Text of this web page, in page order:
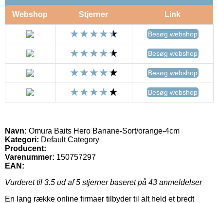
Webshop Stjerner Link
Besøg webshop
Besøg webshop
Besøg webshop
Besøg webshop
Navn: Omura Baits Hero Banane-Sort/orange-4cm
Kategori: Default Category
Producent:
Varenummer: 150757297
EAN:
Vurderet til 3.5 ud af 5 stjerner baseret på 43 anmeldelser
En lang række online firmaer tilbyder til alt held et bredt